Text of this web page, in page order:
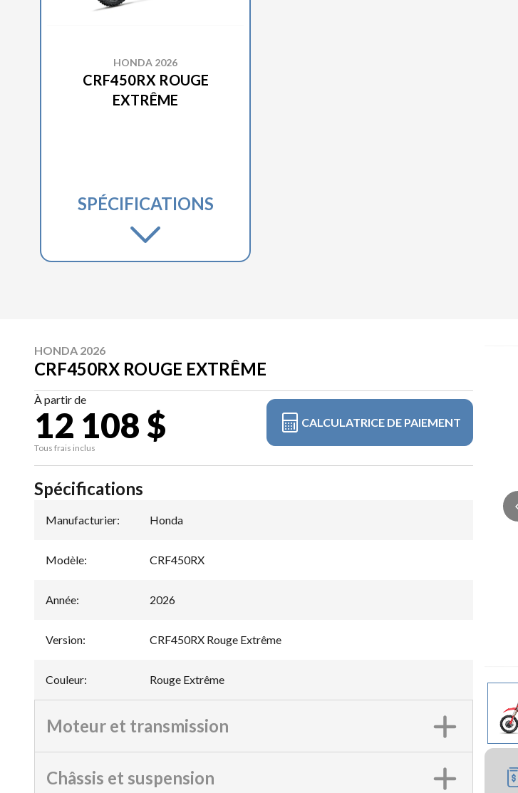
HONDA 2026
CRF450RX ROUGE
EXTRÊME
SPÉCIFICATIONS
HONDA 2026
CRF450RX ROUGE EXTRÊME
À partir de
12 108 $
Tous frais inclus
CALCULATRICE DE PAIEMENT
Spécifications
Manufacturier: Honda
Modèle: CRF450RX
Année: 2026
Version: CRF450RX Rouge Extrême
Couleur: Rouge Extrême
Moteur et transmission
Châssis et suspension